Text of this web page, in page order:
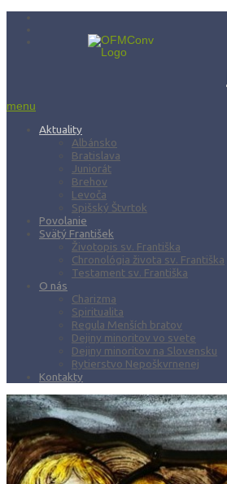
menu
Aktuality
Albánsko
Bratislava
Juniorát
Brehov
Levoča
Spišský Štvrtok
Povolanie
Svätý František
Životopis sv. Františka
Chronológia života sv. Františka
Testament sv. Františka
O nás
Charizma
Spiritualita
Regula Menších bratov
Dejiny minoritov vo svete
Dejiny minoritov na Slovensku
Rytierstvo Nepoškvrnenej
Kontakty